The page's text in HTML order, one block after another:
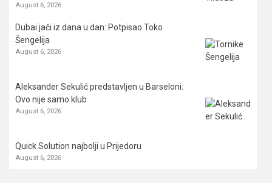
August 6, 2026
Dubai jači iz dana u dan: Potpisao Toko
Šengelija
August 6, 2026
Aleksander Sekulić predstavljen u Barseloni:
Ovo nije samo klub
August 6, 2026
Quick Solution najbolji u Prijedoru
August 6, 2026